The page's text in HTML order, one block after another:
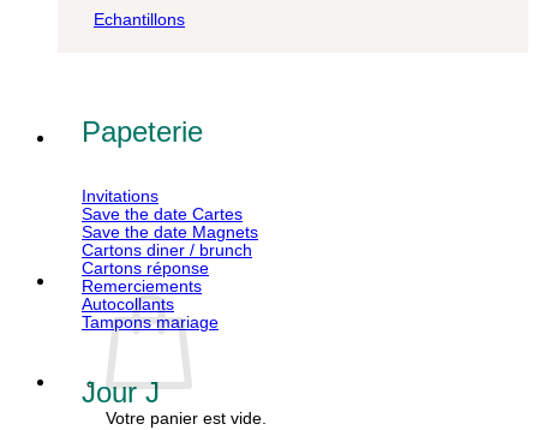
Votre panier est vide.
Echantillons
Papeterie
Invitations
Save the date Cartes
Save the date Magnets
Cartons diner / brunch
Cartons réponse
Remerciements
Autocollants
Tampons mariage
Jour J